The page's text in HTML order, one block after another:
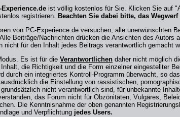
Experience.de ist völlig kostenlos für Sie. Klicken Sie auf
registrieren. Beachten Sie dabei bitte, das
von PC-Experience.de versuchen, alle unerwünschten
Beiträge/Nachrichten drücken die Ansichten des
für den Inhalt jedes Beitrags verantwortlich gemacht
Es ist für die Verantwortlichen daher nicht möglich
die Richtigkeit und die Form einzelner eingestellter
durch ein integriertes Kontroll-Programm überwacht, so
die Einstellung von rassistischen,
nicht verantwortlich sind, für unbekannte
das Forum nicht für Obzönitäten, Vulgäres,
Die Kenntnisnahme der oben genannten
und Verpflichtung jedes Users.